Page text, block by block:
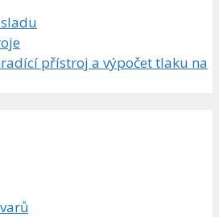
přístroj a výpočet tlaku na